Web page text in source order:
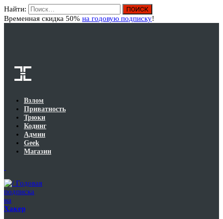
Найти:
Временная скидка 50% на годовую подписку!
Взлом
Приватность
Трюки
Кодинг
Админ
Geek
Магазин
Годовая
подписка
на
Хакер